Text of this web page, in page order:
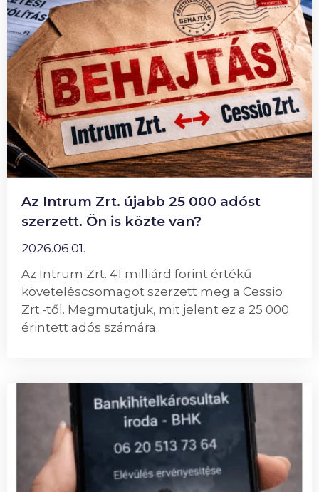
Az Intrum Zrt. újabb 25 000 adóst
szerzett. Ön is közte van?
2026.06.01.
Az Intrum Zrt. 41 milliárd forint értékű
követeléscsomagot szerzett meg a Cessio
Zrt.-től. Megmutatjuk, mit jelent ez a 25 000
érintett adós számára.